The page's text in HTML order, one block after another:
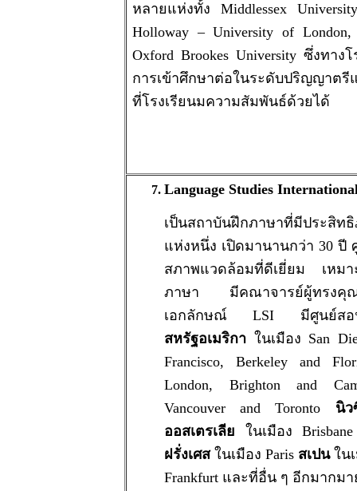
หลายแห่งทั้ง Middlessex
Holloway – University of
Oxford Brookes University ซึ่งทาง
การเข้าศึกษาต่อในระดับปริญญาต
ที่โรงเรียนมความสัมพันธ์ด้วยได้
Language Studies
เป็นสถาบันฝึกภาษาที่มีประสิท
แห่งหนึ่ง เปิดมานานกว่า 30 ปี
สภาพแวดล้อมที่ดีเยี่ยม เหม
ภาษา มีคณาจารย์ผู้ทรงคุ
เอกลักษณ์ LSI มีศูนย์สอ
สหรัฐอเมริกา ในเมือง San
Francisco, Berkeley and
London, Brighton and
Vancouver and Toronto นิ
ออสเตรเลีย ในเมือง
ฝรั่งเศสในเมือง Paris สเปนใน
Frankfurt และที่อื่น ๆ อีกมากมา